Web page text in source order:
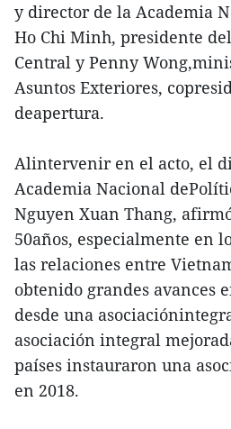
y director de la Academia
Ho Chi Minh, presidente
Central y Penny
Asuntos Exteriores,
deapertura.
Alintervenir en el acto, el
Academia Nacional
Nguyen Xuan Thang,
50años, especialmente en
las relaciones entre
obtenido grandes avances
desde una
asociación integral
países instauraron una
en 2018.